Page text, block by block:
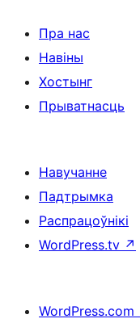
Пра нас
Навіны
Хостынг
Прыватнасць
Навучанне
Падтрымка
Распрацоўнікі
WordPress.tv ↗
WordPress.com